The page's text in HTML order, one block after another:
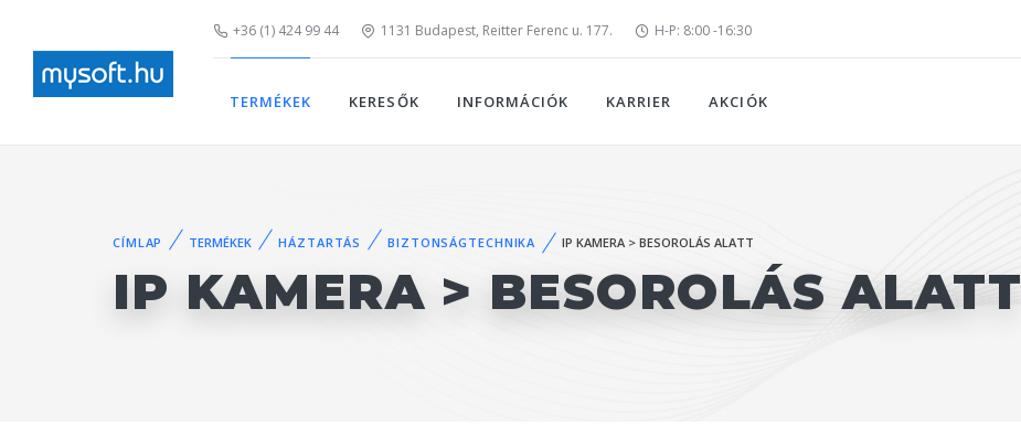
+36 (1) 424 99 44 1131 Budapest, Reitter Ferenc u. 177. H-P: 8:00 -16:30
TERMÉKEK KERESŐK INFORMÁCIÓK KARRIER AKCIÓK
CÍMLAP TERMÉKEK HÁZTARTÁS BIZTONSÁGTECHNIKA IP KAMERA > BESOROLÁS ALATT
IP KAMERA > BESOROLÁS ALATT